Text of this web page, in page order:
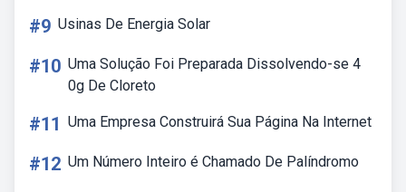
#9 Usinas De Energia Solar
#10 Uma Solução Foi Preparada Dissolvendo-se 4
0g De Cloreto
#11 Uma Empresa Construirá Sua Página Na Internet
#12 Um Número Inteiro é Chamado De Palíndromo